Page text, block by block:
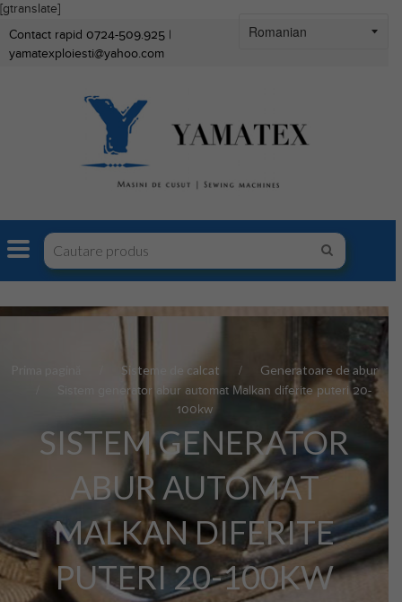
[gtranslate]
Contact rapid 0724-509.925 |
yamatexploiesti@yahoo.com
Sisteme de calcat Generatoare de abur
Sistem generator abur automat Malkan diferite puteri 20-
100kw
SISTEM GENERATOR
ABUR AUTOMAT
MALKAN DIFERITE
PUTERI 20-100KW